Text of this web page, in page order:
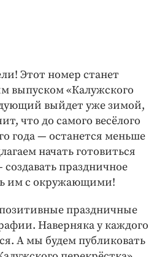
Этот номер станет
выпуском «Калужского
вый­дет уже зимой,
что до самого весёлого
года — ​останется меньше
начать готовиться
праздничное
им с окружающими!
праздничные
Наверняка у каждого
А мы будем публиковать